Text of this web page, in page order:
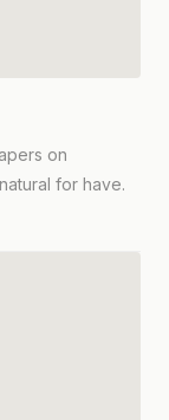
on
for have.